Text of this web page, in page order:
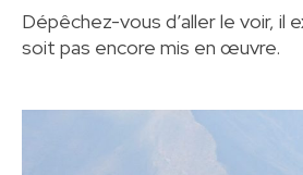
Dépêchez-vous d’aller le voir, il
soit pas encore mis en œuvre.